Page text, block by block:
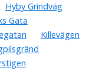
Hyby Grindväg
Gata
Killevägen